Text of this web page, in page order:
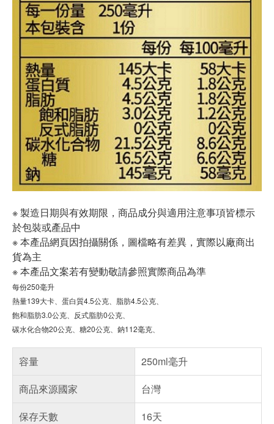
※ 製造日期與有效期限，商品成分與適用注意事項皆標示
於包裝或產品中
※ 本產品網頁因拍攝關係，圖檔略有差異，實際以廠商出
貨為主
※ 本產品文案若有變動敬請參照實際商品為準
每份250毫升
熱量139大卡
蛋白質4.5公克 脂肪4.5公克
飽和脂肪3.0公克
反式脂肪0公克
碳水化合物20公克
糖20公克 鈉112毫克
容量
250ml毫升
商品來源國家
台灣
保存天數
16天